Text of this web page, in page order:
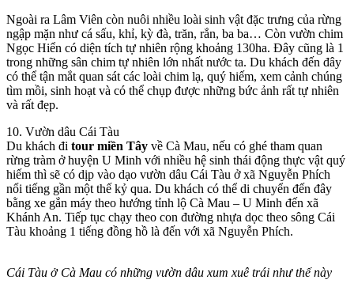
Ngoài ra Lâm Viên còn nuôi nhiều loài sinh vật đặc trưng của rừng
ngập mặn như cá sấu, khỉ, kỳ đà, trăn, rắn, ba ba… Còn vườn chim
Ngọc Hiển có diện tích tự nhiên rộng khoảng 130ha. Đây cũng là 1
trong những sân chim tự nhiên lớn nhất nước ta. Du khách đến đây
có thể tận mắt quan sát các loài chim lạ, quý hiếm, xem cảnh chúng
tìm mồi, sinh hoạt và có thể chụp được những bức ảnh rất tự nhiên
và rất đẹp.
10. Vườn dâu Cái Tàu
Du khách đi tour miền Tây về Cà Mau, nếu có ghé tham quan
rừng tràm ở huyện U Minh với nhiều hệ sinh thái động thực vật quý
hiếm thì sẽ có dịp vào dạo vườn dâu Cái Tàu ở xã Nguyễn Phích
nổi tiếng gần một thế kỷ qua. Du khách có thể di chuyển đến đây
bằng xe gắn máy theo hướng tỉnh lộ Cà Mau – U Minh đến xã
Khánh An. Tiếp tục chạy theo con đường nhựa dọc theo sông Cái
Tàu khoảng 1 tiếng đồng hồ là đến với xã Nguyễn Phích.
Cái Tàu ở Cà Mau có những vườn dâu xum xuê trái như thế này